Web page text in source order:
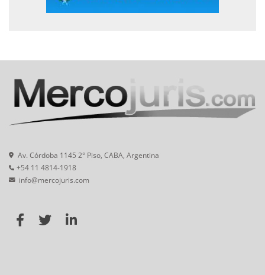
Av. Córdoba 1145 2° Piso, CABA, Argentina
+54 11 4814-1918
info@mercojuris.com